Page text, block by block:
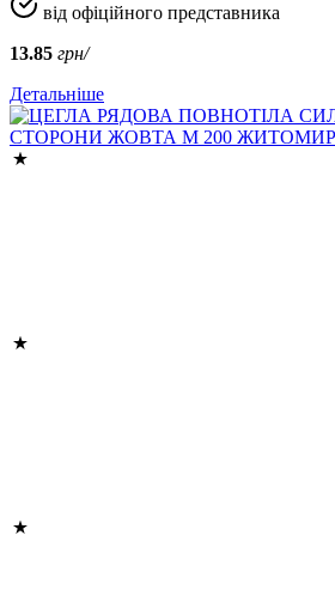
від офіційного представника
13.85 грн/
Детальніше